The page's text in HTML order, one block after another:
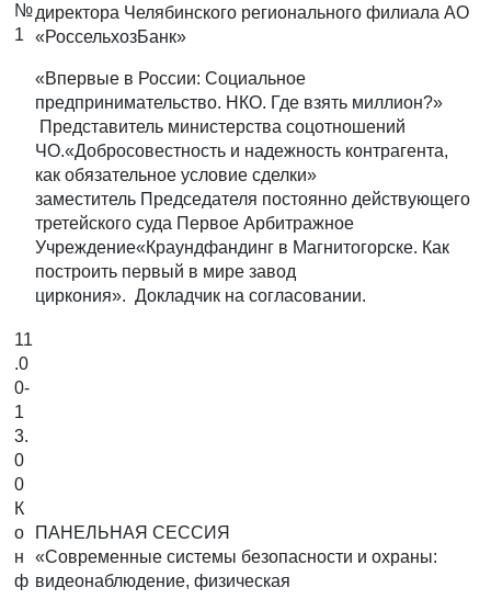
№
1
директора Челябинского регионального филиала АО
«РоссельхозБанк»
«Впервые в России: Социальное
предпринимательство. НКО. Где взять миллион?»
Представитель министерства соцотношений
ЧО.«Добросовестность и надежность контрагента,
как обязательное условие сделки»
заместитель Председателя постоянно действующего
третейского суда Первое Арбитражное
Учреждение«Краундфандинг в Магнитогорске. Как
построить первый в мире завод
циркония». Докладчик на согласовании.
11
.0
0-
1
3.
0
0
К
о
н
ф
ПАНЕЛЬНАЯ СЕССИЯ
«Современные системы безопасности и охраны:
видеонаблюдение, физическая